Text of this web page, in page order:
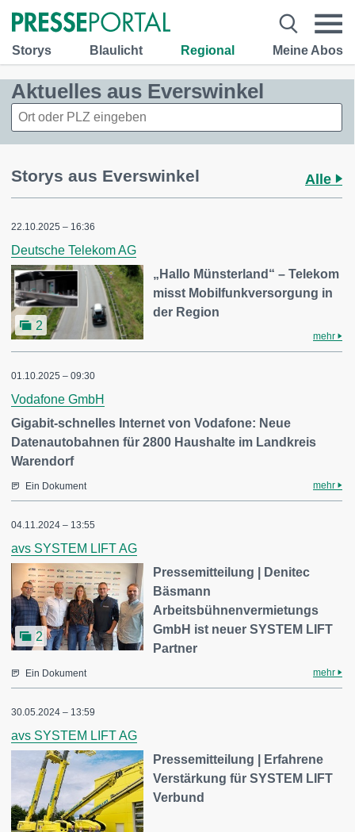
Storys Blaulicht Regional Meine Abos
Aktuelles aus Everswinkel
Storys aus Everswinkel Alle
22.10.2025 – 16:36
Deutsche Telekom AG
2
„Hallo Münsterland“ – Telekom
misst Mobilfunkversorgung in
der Region
mehr
01.10.2025 – 09:30
Vodafone GmbH
Gigabit-schnelles Internet von Vodafone: Neue
Datenautobahnen für 2800 Haushalte im Landkreis
Warendorf
Ein Dokument mehr
04.11.2024 – 13:55
avs SYSTEM LIFT AG
2
Pressemitteilung | Denitec
Bäsmann
Arbeitsbühnenvermietungs
GmbH ist neuer SYSTEM LIFT
Partner
Ein Dokument mehr
30.05.2024 – 13:59
avs SYSTEM LIFT AG
Pressemitteilung | Erfahrene
Verstärkung für SYSTEM LIFT
Verbund